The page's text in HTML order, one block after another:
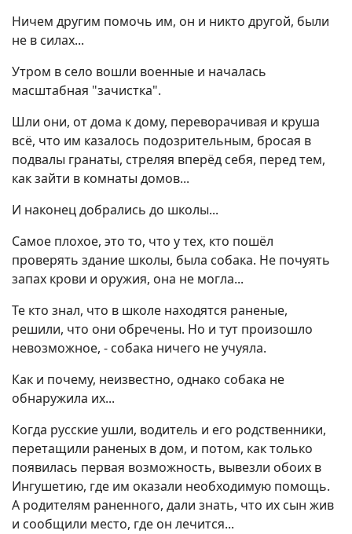
Ничем другим помочь им, он и никто другой, были
не в силах...
Утром в село вошли военные и началась
масштабная "зачистка".
Шли они, от дома к дому, переворачивая и круша
всё, что им казалось подозрительным, бросая в
подвалы гранаты, стреляя вперёд себя, перед тем,
как зайти в комнаты домов...
И наконец добрались до школы...
Самое плохое, это то, что у тех, кто пошёл
проверять здание школы, была собака. Не почуять
запах крови и оружия, она не могла...
Те кто знал, что в школе находятся раненые,
решили, что они обречены. Но и тут произошло
невозможное, - собака ничего не учуяла.
Как и почему, неизвестно, однако собака не
обнаружила их...
Когда русские ушли, водитель и его родственники,
перетащили раненых в дом, и потом, как только
появилась первая возможность, вывезли обоих в
Ингушетию, где им оказали необходимую помощь.
А родителям раненного, дали знать, что их сын жив
и сообщили место, где он лечится...